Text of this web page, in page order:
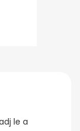
le a